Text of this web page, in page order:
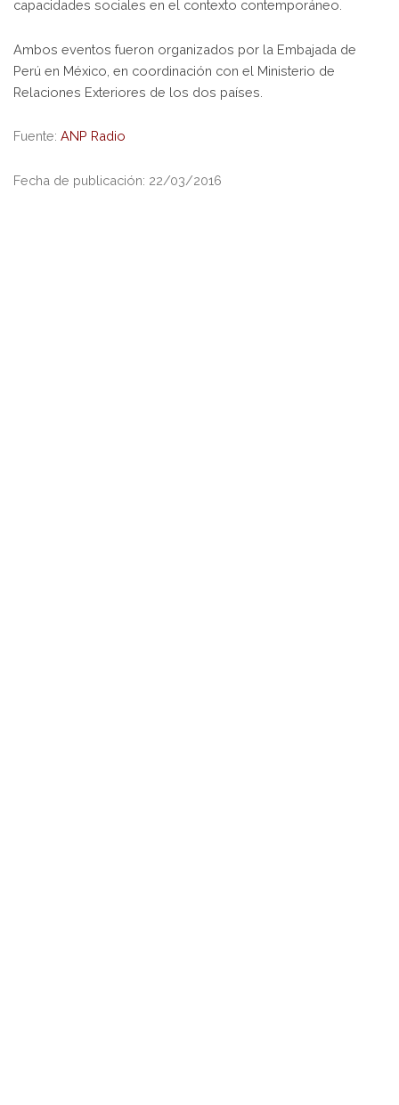
capacidades sociales en el contexto contemporáneo.
Ambos eventos fueron organizados por la Embajada de
Perú en México, en coordinación con el Ministerio de
Relaciones Exteriores de los dos países.
Fuente: ANP Radio
Fecha de publicación: 22/03/2016